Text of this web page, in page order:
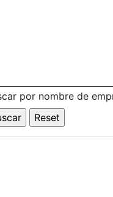
por nombre de